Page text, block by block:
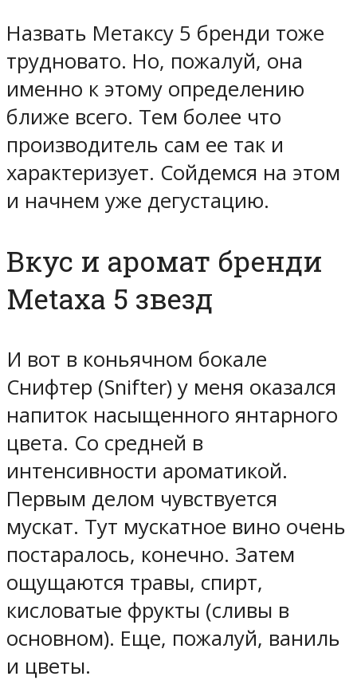
Назвать Метаксу 5 бренди тоже
трудновато. Но, пожалуй, она
именно к этому определению
ближе всего. Тем более что
производитель сам ее так и
характеризует. Сойдемся на этом
и начнем уже дегустацию.
Вкус и аромат бренди
Metaxa 5 звезд
И вот в коньячном бокале
Снифтер (Snifter) у меня оказался
напиток насыщенного янтарного
цвета. Со средней в
интенсивности ароматикой.
Первым делом чувствуется
мускат. Тут мускатное вино очень
постаралось, конечно. Затем
ощущаются травы, спирт,
кисловатые фрукты (сливы в
основном). Еще, пожалуй, ваниль
и цветы.